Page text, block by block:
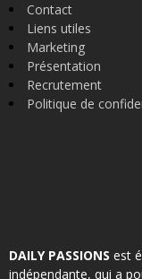
Contact
Liens utiles
Marketing
Présentation
Recrutement
Politique de
DAILY PASSIONS est
indépendante, qui a